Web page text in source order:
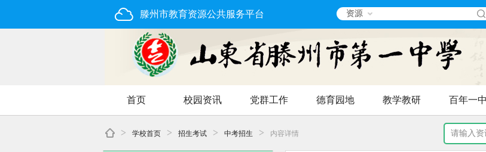
滕州市教育资源公共服务平台 资源
首页 校园资讯 党群工作 德育园地 教学教研 百年一中
> 学校首页 > 招生考试 > 中考招生 > 内容详情